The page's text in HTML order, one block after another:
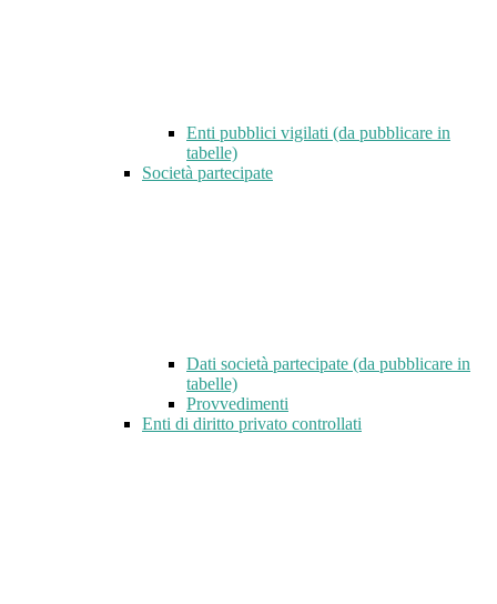
Enti pubblici vigilati (da pubblicare in
tabelle)
Società partecipate
Dati società partecipate (da pubblicare in
tabelle)
Provvedimenti
Enti di diritto privato controllati